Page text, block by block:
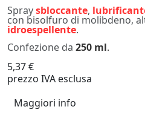
Spraysbloccante,
con bisolfuro di molibdeno,
idroespellente.
Confezione da 250 ml.
5,37 €
prezzo IVA esclusa
Maggiori info